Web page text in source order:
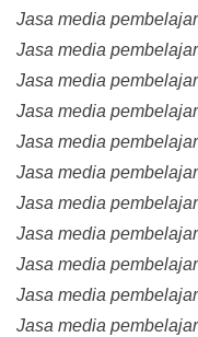
Jasa media
Jasa media
Jasa media
Jasa media
Jasa media
Jasa media
Jasa media
Jasa media
Jasa media
Jasa media
Jasa media